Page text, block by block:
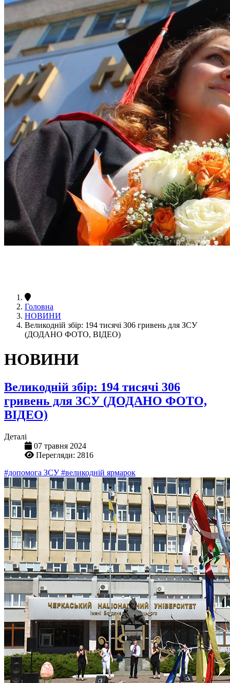
Головна
НОВИНИ
Великодній збір: 194 тисячі 306 гривень для ЗСУ
(ДОДАНО ФОТО, ВІДЕО)
НОВИНИ
Великодній збір: 194 тисячі 306
гривень для ЗСУ (ДОДАНО ФОТО,
ВІДЕО)
Деталі
07 травня 2024
Перегляди: 2816
#допомога ЗСУ#великодній ярмарок